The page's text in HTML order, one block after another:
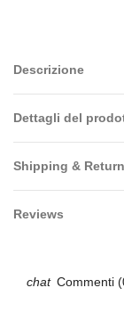
Descrizione
Dettagli del
Shipping &
Reviews
Commenti